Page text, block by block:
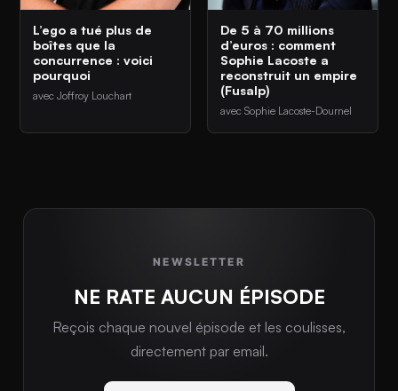
L’ego a tué plus de
boîtes que la
concurrence : voici
pourquoi
avec Joffroy Louchart
De 5 à 70 millions
d’euros : comment
Sophie Lacoste a
reconstruit un empire
(Fusalp)
avec Sophie Lacoste-Dournel
NEWSLETTER
NE RATE AUCUN ÉPISODE
Reçois chaque nouvel épisode et les coulisses,
directement par email.